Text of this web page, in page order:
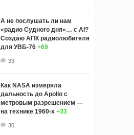
А не послушать ли нам
«радио Судного дня»… с AI?
Создаю АПК радиолюбителя
для УВБ-76 +69
33
Как NASA измеряла
дальность до Apollo с
метровым разрешением —
на технике 1960-х +33
30